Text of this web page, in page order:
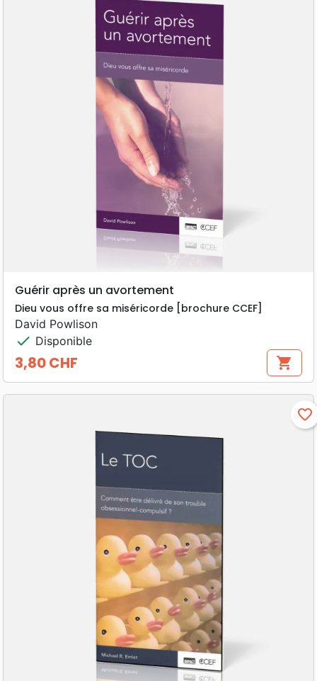
Guérir après un avortement
Dieu vous offre sa miséricorde [brochure CCEF]
David Powlison
check Disponible
Prix
3,80 CHF shopping_cart
favorite_border